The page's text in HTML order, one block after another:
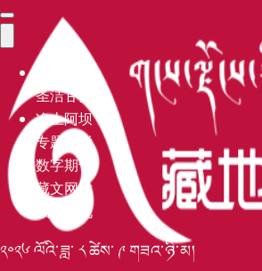
圣洁甘孜
净土阿坝
专题专栏
数字期刊
藏文网站
藏地文化
༢༠༢༦ ལོའི་ཟླ་ ༨ ཚེས་ ༩ གཟའ་ཉི་མ།